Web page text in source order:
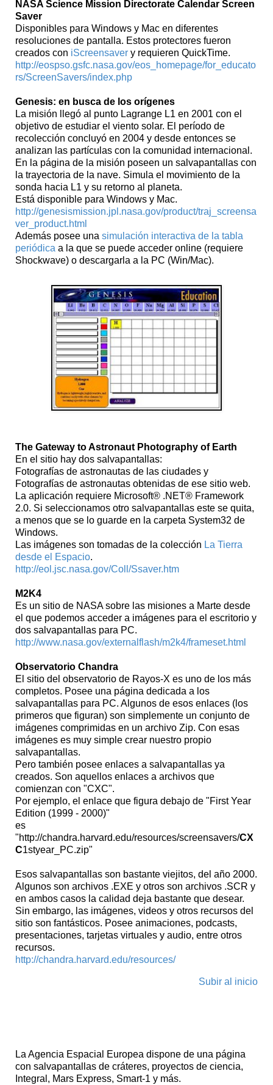
NASA Science Mission Directorate Calendar Screen
Saver
Disponibles para Windows y Mac en diferentes
resoluciones de pantalla. Estos protectores fueron
creados con iScreensaver y requieren QuickTime.
http://eospso.gsfc.nasa.gov/eos_homepage/for_educato
rs/ScreenSavers/index.php
Genesis: en busca de los orígenes
La misión llegó al punto Lagrange L1 en 2001 con el
objetivo de estudiar el viento solar. El período de
recolección concluyó en 2004 y desde entonces se
analizan las partículas con la comunidad internacional.
En la página de la misión poseen un salvapantallas con
la trayectoria de la nave. Simula el movimiento de la
sonda hacia L1 y su retorno al planeta.
Está disponible para Windows y Mac.
http://genesismission.jpl.nasa.gov/product/traj_screensa
ver_product.html
Además posee una simulación interactiva de la tabla
periódica a la que se puede acceder online (requiere
Shockwave) o descargarla a la PC (Win/Mac).
The Gateway to Astronaut Photography of Earth
En el sitio hay dos salvapantallas:
Fotografías de astronautas de las ciudades y
Fotografías de astronautas obtenidas de ese sitio web.
La aplicación requiere Microsoft® .NET® Framework
2.0. Si seleccionamos otro salvapantallas este se quita,
a menos que se lo guarde en la carpeta System32 de
Windows.
Las imágenes son tomadas de la colección La Tierra
desde el Espacio.
http://eol.jsc.nasa.gov/Coll/Ssaver.htm
M2K4
Es un sitio de NASA sobre las misiones a Marte desde
el que podemos acceder a imágenes para el escritorio y
dos salvapantallas para PC.
http://www.nasa.gov/externalflash/m2k4/frameset.html
Observatorio Chandra
El sitio del observatorio de Rayos-X es uno de los más
completos. Posee una página dedicada a los
salvapantallas para PC. Algunos de esos enlaces (los
primeros que figuran) son simplemente un conjunto de
imágenes comprimidas en un archivo Zip. Con esas
imágenes es muy simple crear nuestro propio
salvapantallas.
Pero también posee enlaces a salvapantallas ya
creados. Son aquellos enlaces a archivos que
comienzan con "CXC".
Por ejemplo, el enlace que figura debajo de "First Year
Edition (1999 - 2000)"
es
"http://chandra.harvard.edu/resources/screensavers/CX
C1styear_PC.zip"
Esos salvapantallas son bastante viejitos, del año 2000.
Algunos son archivos .EXE y otros son archivos .SCR y
en ambos casos la calidad deja bastante que desear.
Sin embargo, las imágenes, videos y otros recursos del
sitio son fantásticos. Posee animaciones, podcasts,
presentaciones, tarjetas virtuales y audio, entre otros
recursos.
http://chandra.harvard.edu/resources/
Subir al inicio
La Agencia Espacial Europea dispone de una página
con salvapantallas de cráteres, proyectos de ciencia,
Integral, Mars Express, Smart-1 y más.